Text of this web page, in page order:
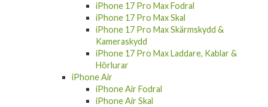
iPhone 17 Pro Max Fodral
iPhone 17 Pro Max Skal
iPhone 17 Pro Max Skärmskydd &
Kameraskydd
iPhone 17 Pro Max Laddare, Kablar &
Hörlurar
iPhone Air
iPhone Air Fodral
iPhone Air Skal